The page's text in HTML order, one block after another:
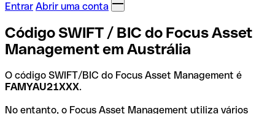
Entrar Abrir uma conta
Código SWIFT / BIC do Focus Asset
Management em Austrália
O código SWIFT/BIC do Focus Asset Management é
FAMYAU21XXX.
No entanto, o Focus Asset Management utiliza vários